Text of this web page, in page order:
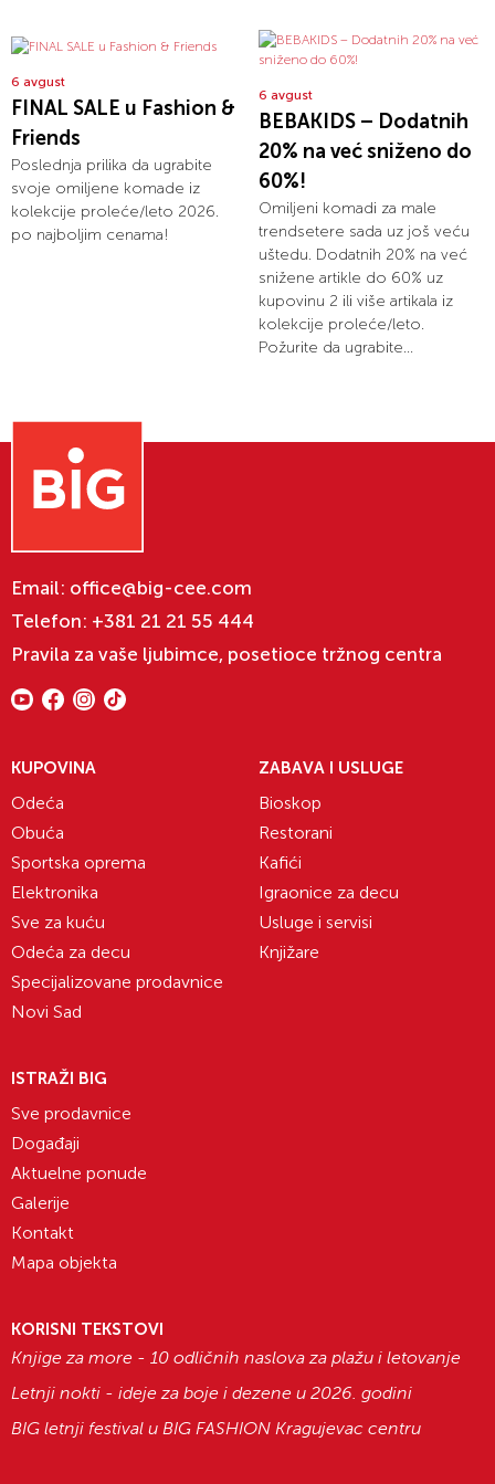
6 avgust
FINAL SALE u Fashion &
Friends
Poslednja prilika da ugrabite
svoje omiljene komade iz
kolekcije proleće/leto 2026.
po najboljim cenama!
6 avgust
BEBAKIDS – Dodatnih
20% na već sniženo do
60%!
Omiljeni komadi za male
trendsetere sada uz još veću
uštedu. Dodatnih 20% na već
snižene artikle do 60% uz
kupovinu 2 ili više artikala iz
kolekcije proleće/leto.
Požurite da ugrabite...
Email: office@big-cee.com
Telefon: +381 21 21 55 444
Pravila za vaše ljubimce, posetioce tržnog centra
KUPOVINA
Odeća
Obuća
Sportska oprema
Elektronika
Sve za kuću
Odeća za decu
Specijalizovane prodavnice
Novi Sad
ZABAVA I USLUGE
Bioskop
Restorani
Kafići
Igraonice za decu
Usluge i servisi
Knjižare
ISTRAŽI BIG
Sve prodavnice
Događaji
Aktuelne ponude
Galerije
Kontakt
Mapa objekta
KORISNI TEKSTOVI
Knjige za more - 10 odličnih naslova za plažu i letovanje
Letnji nokti - ideje za boje i dezene u 2026. godini
BIG letnji festival u BIG FASHION Kragujevac centru